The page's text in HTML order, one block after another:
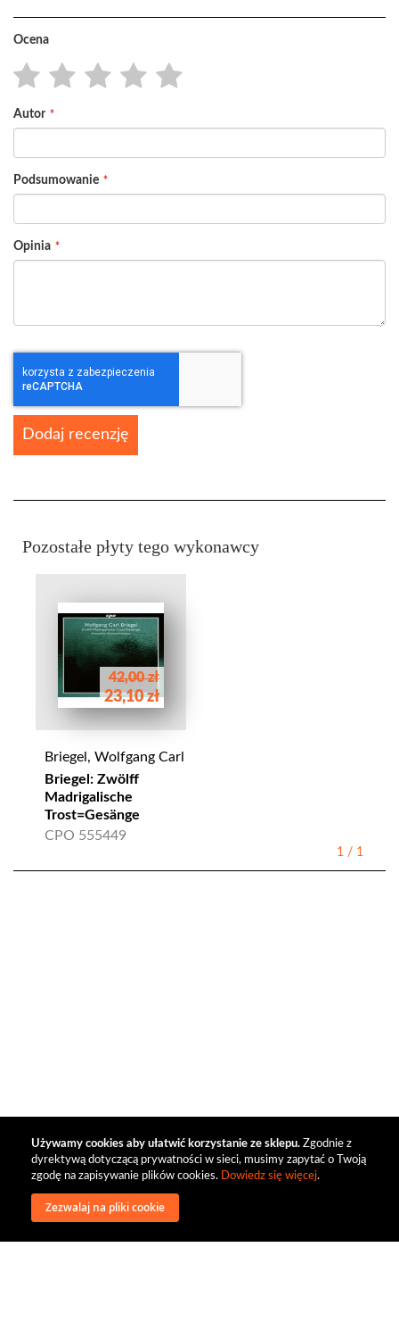
Używamy cookies aby ułatwić korzystanie ze sklepu. Zgodnie z
dyrektywą dotyczącą prywatności w sieci, musimy zapytać o Twoją
zgodę na zapisywanie plików cookies. Dowiedz się więcej.
Zezwalaj na pliki cookie
Ocena
star
stars
stars
stars
stars
Autor
Podsumowanie
Opinia
Dodaj recenzję
Pozostałe płyty tego wykonawcy
42,00 zł
23,10 zł
Briegel, Wolfgang Carl
Briegel: Zwölff
Madrigalische
Trost=Gesänge
CPO 555449
1 / 1